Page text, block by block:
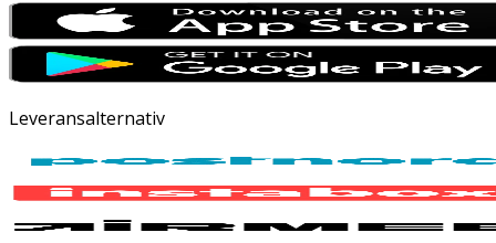
Leveransalternativ